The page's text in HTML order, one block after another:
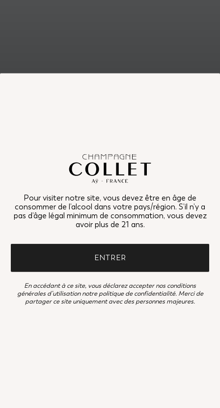
Pour visiter notre site, vous devez être en âge de
consommer de l’alcool dans votre pays/région. S’il n’y a
pas d’âge légal minimum de consommation, vous devez
avoir plus de 21 ans.
ENTRER
En accédant à ce site, vous déclarez accepter nos conditions
générales d’utilisation notre politique de confidentialité. Merci de
partager ce site uniquement avec des personnes majeures.